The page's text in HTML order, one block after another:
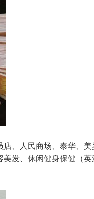
、人民商场、泰华、
发、休闲健身保健（